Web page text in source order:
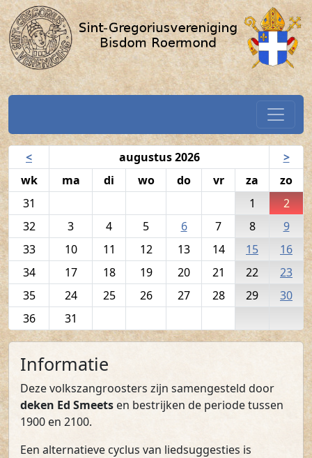
Spring naar hoofdtekst
Volkszang - 2 augustus 2026 /
Navigatiekalender
< augustus 2026
>
wk
ma di wo do vr za
zo
31
1
2
32
3 4 5 6 7 8
9
33
10 11 12 13 14 15
16
34
17 18 19 20 21 22
23
35
24 25 26 27 28 29
30
36
31
Informatie
Deze volkszangroosters zijn samengesteld door
deken Ed Smeetsen bestrijken de periode tussen
1900 en 2100.
Een alternatieve cyclus van liedsuggesties is